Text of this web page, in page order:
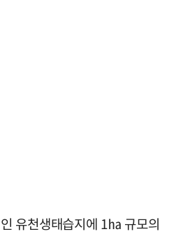
유천생태습지에 1㏊ 규모의